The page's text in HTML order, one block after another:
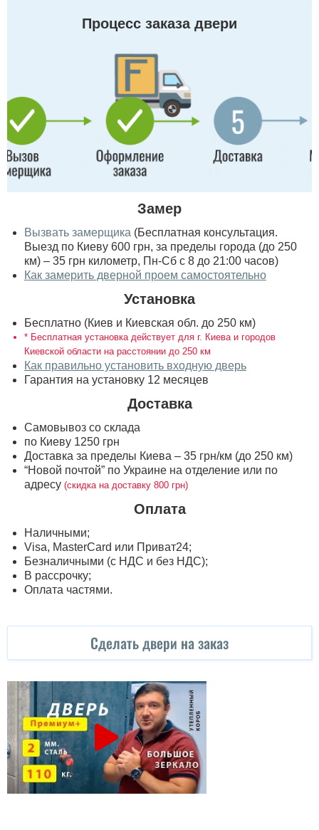
Процесс заказа двери
Замер
Вызвать замерщика (Бесплатная консультация.
Выезд по Киеву 600 грн, за пределы города (до 250
км) – 35 грн километр, Пн-Сб с 8 до 21:00 часов)
Как замерить дверной проем самостоятельно
Установка
Бесплатно (Киев и Киевская обл. до 250 км)
* Бесплатная установка действует для г. Киева и городов
Киевской области на расстоянии до 250 км
Как правильно установить входную дверь
Гарантия на установку 12 месяцев
Доставка
Самовывоз со склада
по Киеву 1250 грн
Доставка за пределы Киева – 35 грн/км (до 250 км)
“Новой почтой” по Украине на отделение или по
адресу (скидка на доставку 800 грн)
Оплата
Наличными;
Visa, MasterСard или Приват24;
Безналичными (с НДС и без НДС);
В рассрочку;
Оплата частями.
Сделать двери на заказ